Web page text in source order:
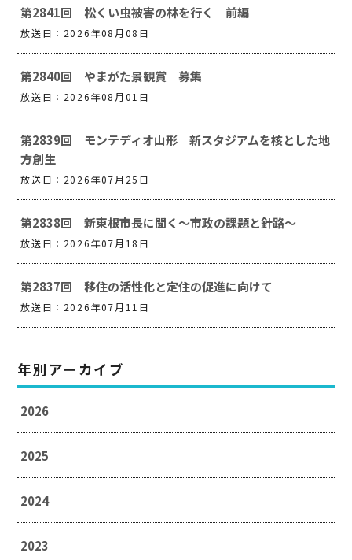
第2841回 松くい虫被害の林を行く 前編
放送日：2026年08月08日
第2840回 やまがた景観賞 募集
放送日：2026年08月01日
第2839回 モンテディオ山形 新スタジアムを核とした地
方創生
放送日：2026年07月25日
第2838回 新東根市長に聞く～市政の課題と針路～
放送日：2026年07月18日
第2837回 移住の活性化と定住の促進に向けて
放送日：2026年07月11日
年別アーカイブ
2026
2025
2024
2023